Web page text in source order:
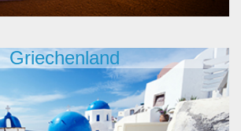
Griechenland